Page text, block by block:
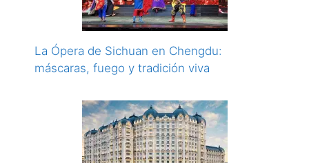
La Ópera de Sichuan en Chengdu:
máscaras, fuego y tradición viva